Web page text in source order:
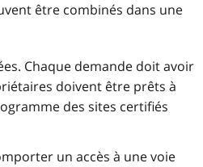
être combinés dans une
Chaque demande doit avoir
doivent être prêts à
des sites certifiés
un accès à une voie